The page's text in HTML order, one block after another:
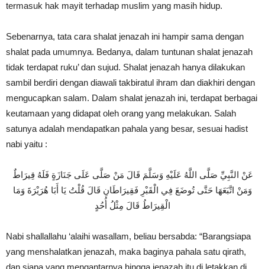
termasuk hak mayit terhadap muslim yang masih hidup.
Sebenarnya, tata cara shalat jenazah ini hampir sama dengan
shalat pada umumnya. Bedanya, dalam tuntunan shalat jenazah
tidak terdapat ruku’ dan sujud. Shalat jenazah hanya dilakukan
sambil berdiri dengan diawali takbiratul ihram dan diakhiri dengan
mengucapkan salam. Dalam shalat jenazah ini, terdapat berbagai
keutamaan yang didapat oleh orang yang melakukan. Salah
satunya adalah mendapatkan pahala yang besar, sesuai hadist
nabi yaitu :
عَنْ النَّبِيِّ صَلَّى اللَّهُ عَلَيْهِ وَسَلَّمَ قَالَ مَنْ صَلَّى عَلَى جَنَازَةٍ فَلَهُ قِيرَاطٌ
وَمَنْ اتَّبَعَهَا حَتَّى تُوضَعَ فِي الْقَبْرِ فَقِيرَاطَانِ قَالَ قُلْتُ يَا أَبَا هُرَيْرَةَ وَمَا
الْقِيرَاطُ قَالَ مِثْلُ أُحُدٍ
Nabi shallallahu ‘alaihi wasallam, beliau bersabda: “Barangsiapa
yang menshalatkan jenazah, maka baginya pahala satu qirath,
dan siapa yang mengantarnya hingga jenazah itu di letakkan di